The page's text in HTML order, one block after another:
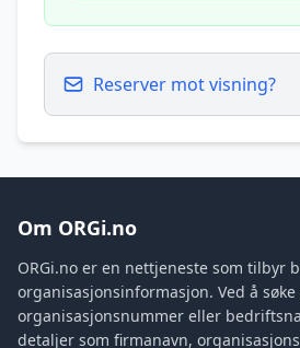
Reserver mot visning?
Om ORGi.no
ORGi.no er en nettjeneste som tilbyr
organisasjonsinformasjon. Ved å søke
organisasjonsnummer eller
detaljer som firmanavn,